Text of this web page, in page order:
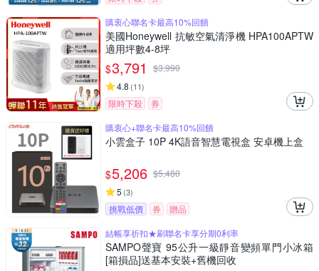
購衷心聯名卡最高10%回饋
美國Honeywell 抗敏空氣清淨機 HPA100APTW
適用坪數4-8坪
$3,791 $3,990
4.8 (11)
限時下殺
券
購衷心+聯名卡最高10%回饋
小雲盒子 10P 4K語音智慧電視盒 安卓機上盒
$5,206 $5,480
5 (3)
挑戰低價 券
贈品
結帳享折扣★刷聯名卡享分期0利率
SAMPO聲寶 95公升一級靜音變頻單門小冰箱
[箱損品]送基本安裝+舊機回收